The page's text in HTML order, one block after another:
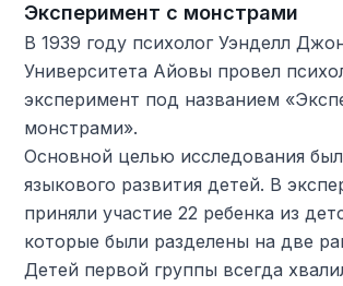
Эксперимент с монстрами
В 1939 году психолог Уэнделл
Университета Айовы провел
эксперимент под названием
монстрами».
Основной целью исследования
языкового развития детей. В
приняли участие 22 ребенка из
которые были разделены на две
Детей первой группы всегда